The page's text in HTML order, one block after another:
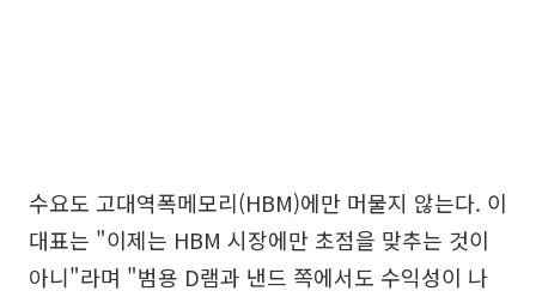
수요도 고대역폭메모리(HBM)에만 머물지 않는다. 이
대표는 "이제는 HBM 시장에만 초점을 맞추는 것이
아니"라며 "범용 D램과 낸드 쪽에서도 수익성이 나